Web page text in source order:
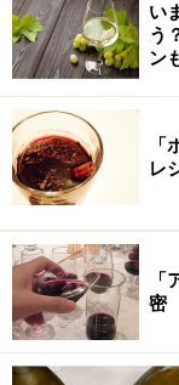
い
う
ン
レ
密